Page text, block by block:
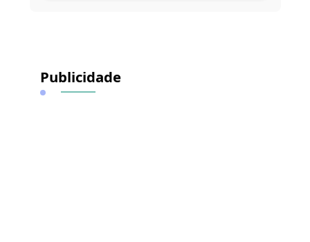
Publicidade